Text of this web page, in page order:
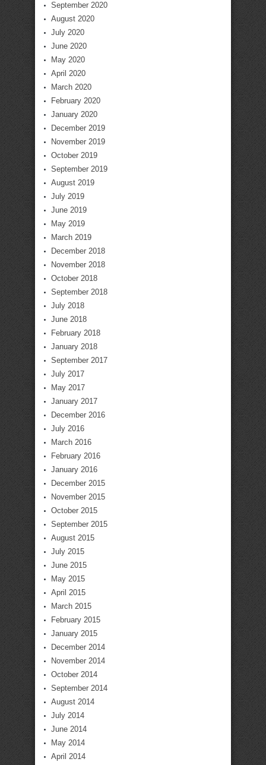
September 2020
August 2020
July 2020
June 2020
May 2020
April 2020
March 2020
February 2020
January 2020
December 2019
November 2019
October 2019
September 2019
August 2019
July 2019
June 2019
May 2019
March 2019
December 2018
November 2018
October 2018
September 2018
July 2018
June 2018
February 2018
January 2018
September 2017
July 2017
May 2017
January 2017
December 2016
July 2016
March 2016
February 2016
January 2016
December 2015
November 2015
October 2015
September 2015
August 2015
July 2015
June 2015
May 2015
April 2015
March 2015
February 2015
January 2015
December 2014
November 2014
October 2014
September 2014
August 2014
July 2014
June 2014
May 2014
April 2014